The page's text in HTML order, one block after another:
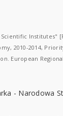
Institutes"
2010-2014,
European